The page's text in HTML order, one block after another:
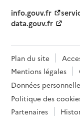
info.gouv.fr
data.gouv.fr
Plan du site
Mentions légales
Données
Politique des
Partenaires